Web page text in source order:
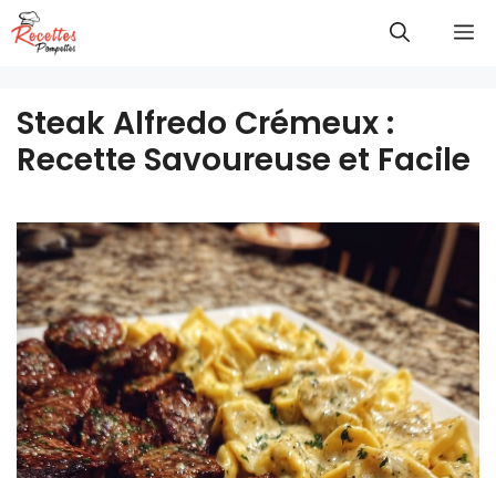
Aller
au
Steak Alfredo Crémeux :
Recette Savoureuse et Facile